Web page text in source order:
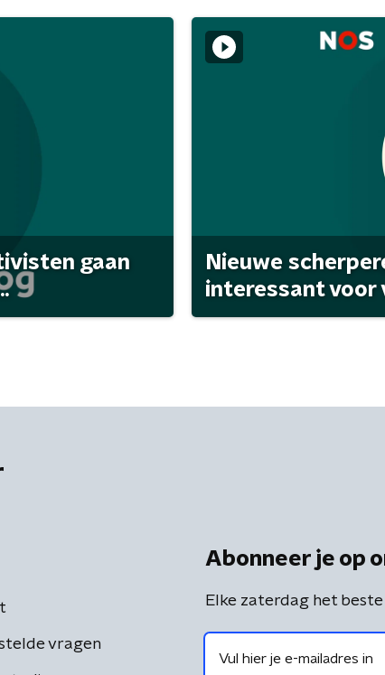
gaan
Nieuwe
interessant voor
vragen
Abonneer je op
Elke zaterdag het beste